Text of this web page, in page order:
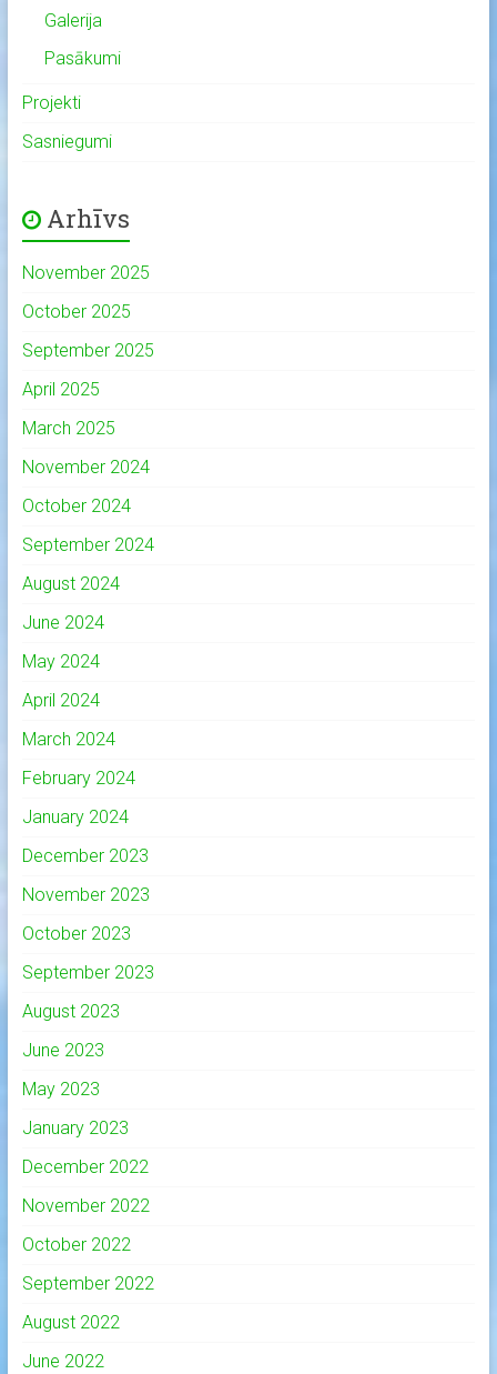
Galerija
Pasākumi
Projekti
Sasniegumi
Arhīvs
November 2025
October 2025
September 2025
April 2025
March 2025
November 2024
October 2024
September 2024
August 2024
June 2024
May 2024
April 2024
March 2024
February 2024
January 2024
December 2023
November 2023
October 2023
September 2023
August 2023
June 2023
May 2023
January 2023
December 2022
November 2022
October 2022
September 2022
August 2022
June 2022